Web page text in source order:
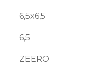
6,5x6,5
6,5
ZEERO